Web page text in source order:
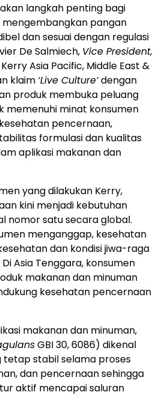
langkah penting bagi
mengembangkan pangan
dan sesuai dengan regulasi
De Salmiech, Vice President,
Kerry Asia Pacific, Middle East &
klaim ‘Live Culture’dengan
produk membuka peluang
memenuhi minat konsumen
pencernaan,
formulasi dan kualitas
aplikasi makanan dan
yang dilakukan Kerry,
kini menjadi kebutuhan
nomor satu secara global.
menganggap, kesehatan
dan kondisi jiwa-raga
Asia Tenggara, konsumen
makanan dan minuman
kesehatan pencernaan
makanan dan minuman,
GBI 30, 6086) dikenal
tetap stabil selama proses
dan pencernaan sehingga
aktif mencapai saluran